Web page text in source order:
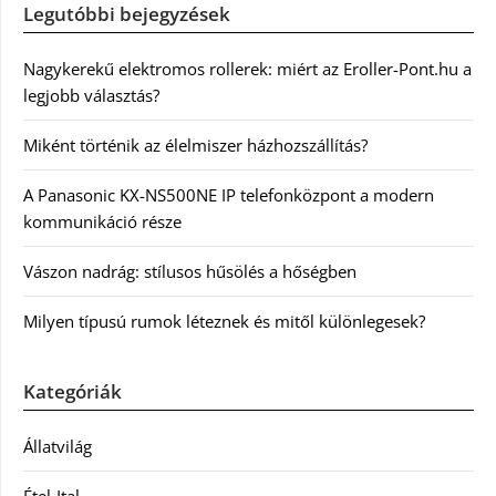
Legutóbbi bejegyzések
Nagykerekű elektromos rollerek: miért az Eroller-Pont.hu a
legjobb választás?
Miként történik az élelmiszer házhozszállítás?
A Panasonic KX-NS500NE IP telefonközpont a modern
kommunikáció része
Vászon nadrág: stílusos hűsölés a hőségben
Milyen típusú rumok léteznek és mitől különlegesek?
Kategóriák
Állatvilág